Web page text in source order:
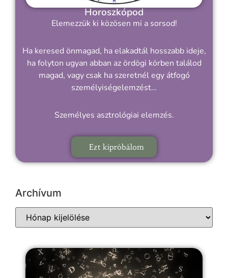
Horoszkópod
Elemezzük ki közösen mi a sorsod!
Ha keresed önmagad, ha elakadtál hosszabb ideje,
ha folyton ugyan abban az ördögi körben találod
magad, vagy csak ha szeretnél egy átfogó
személyiségelemzést…
Személyes asztrológiai elemzés.
Ezt kipróbálom
Archívum